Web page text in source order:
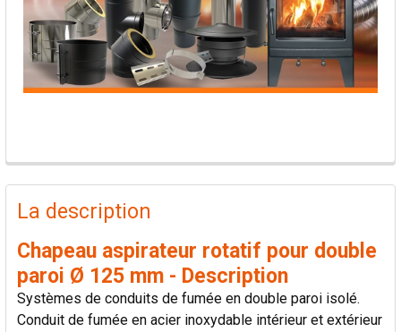
PRODUITS
FRÉQUEMMENT
ACHETÉS
SÉLECTIONNER
La description
Chapeau aspirateur rotatif pour double
paroi Ø 125 mm - Description
Systèmes de conduits de fumée en double paroi isolé.
Conduit de fumée en acier inoxydable intérieur et extérieur